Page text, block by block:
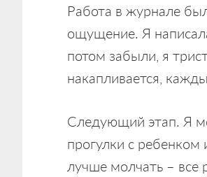
Работа в журнале
ощущение. Я
потом забыли, я
накапливается,
Следующий этап. Я
прогулки с ребенком
лучше молчать – все